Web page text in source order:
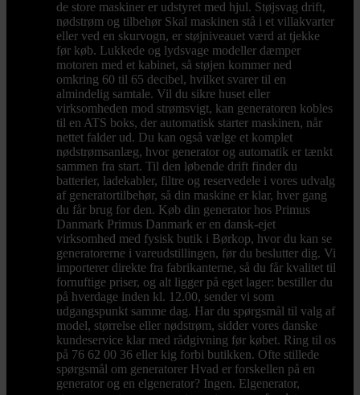
de store maskiner er udstyret med hjul. Støjsvag drift,
nødstrøm og tilbehør Skal maskinen stå i et villakvarter
eller ved en skurvogn, er støjniveauet værd at tjekke
før køb. Lukkede og lydsvage modeller dæmper
motoren med et kabinet, så støjen kommer ned
omkring 60 til 65 decibel, hvilket svarer til en
almindelig samtale. Vil du sikre huset eller
virksomheden mod strømsvigt, kan generatoren kobles
til en ATS boks, der automatisk starter maskinen, når
nettet falder ud. Du kan også vælge et komplet
nødstrømsanlæg, hvor generator og automatik er tænkt
sammen fra start. Til den løbende drift finder du
batterier, ladekabler, filtre og reservedele i vores udvalg
af generatortilbehør, så din maskine er klar, hver gang
du får brug for den. Køb din generator hos Primus
Danmark Primus Danmark er en dansk-ejet
virksomhed med fysisk butik i Børkop, hvor du kan se
generatorerne i vareudstillingen, før du beslutter dig. Vi
importerer direkte fra fabrikanterne, så du får kvalitet til
fornuftige priser, og alt ligger på eget lager: bestiller du
på hverdage inden kl. 12.00, sender vi som
udgangspunkt samme dag. Har du spørgsmål til valg af
model, størrelse eller nødstrøm, sidder vores danske
kundeservice klar med rådgivning før købet. Ring til os
på 76 62 00 36 eller kig forbi butikken. Ofte stillede
spørgsmål om generatorer Hvad er forskellen på en
generator og en elgenerator? Ingen. Elgenerator,